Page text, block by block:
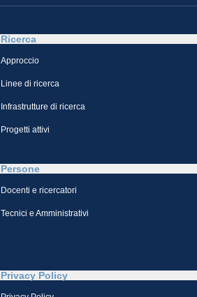
Ricerca
Approccio
Linee di ricerca
Infrastrutture di ricerca
Progetti attivi
Persone
Docenti e ricercatori
Tecnici e Amministrativi
Privacy Policy